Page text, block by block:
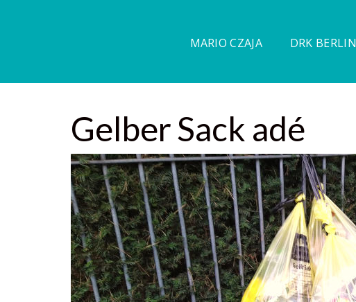
MARIO CZAJA DRK BERLIN
Gelber Sack adé